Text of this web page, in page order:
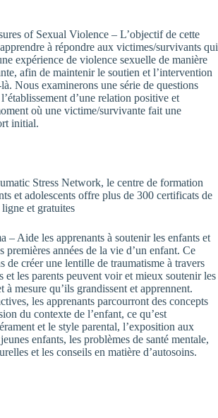
of Sexual Violence – L’objectif de cette
à répondre aux victimes/survivants qui
expérience de violence sexuelle de manière
afin de maintenir le soutien et l’intervention
Nous examinerons une série de questions
d’une relation positive et
où une victime/survivante fait une
initial.
Stress Network, le centre de formation
et adolescents offre plus de 300 certificats de
et gratuites
– Aide les apprenants à soutenir les enfants et
premières années de la vie d’un enfant. Ce
de créer une lentille de traumatisme à travers
et les parents peuvent voir et mieux soutenir les
à mesure qu’ils grandissent et apprennent.
les apprenants parcourront des concepts
du contexte de l’enfant, ce qu’est
et le style parental, l’exposition aux
enfants, les problèmes de santé mentale,
et les conseils en matière d’autosoins.